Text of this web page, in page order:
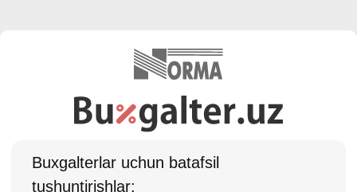
Buхgalterlar uchun batafsil
tushuntirishlar: